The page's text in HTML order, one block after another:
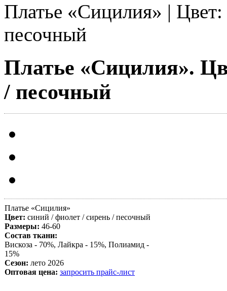
Платье «Сицилия» |
песочный
Платье «Сицилия».
/ песочный
Платье «Сицилия»
Цвет: синий / фиолет / сирень / песочный
Размеры: 46-60
Состав ткани:
Вискоза - 70%, Лайкра - 15%, Полиамид -
15%
Сезон: лето 2026
Оптовая цена: запросить прайс-лист